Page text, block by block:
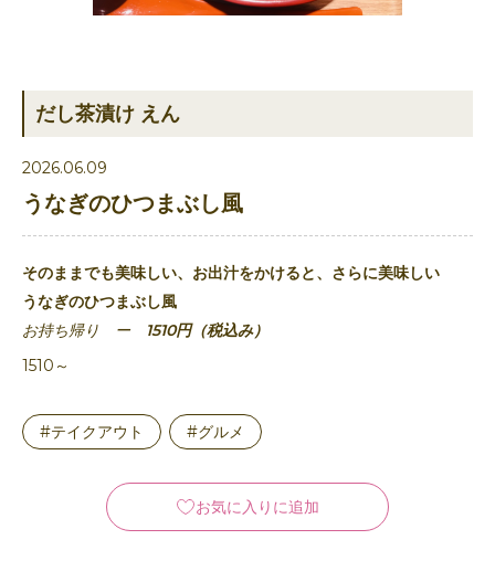
だし茶漬け えん
2026.06.09
うなぎのひつまぶし風
そのままでも美味しい、お出汁をかけると、さらに美味しい
うなぎのひつまぶし風
お持ち帰り ー
1510円（税込み）
1510～
#テイクアウト #グルメ
お気に入りに追加